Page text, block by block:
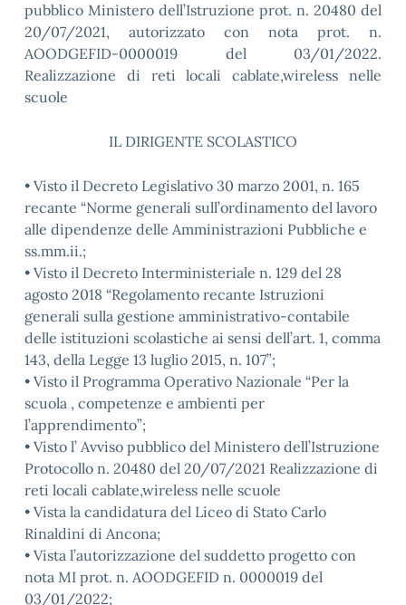
pubblico Ministero dell’Istruzione prot. n. 20480 del
20/07/2021, autorizzato con nota prot. n.
AOODGEFID-0000019 del 03/01/2022.
Realizzazione di reti locali cablate,wireless nelle
scuole
IL DIRIGENTE SCOLASTICO
• Visto il Decreto Legislativo 30 marzo 2001, n. 165
recante “Norme generali sull’ordinamento del lavoro
alle dipendenze delle Amministrazioni Pubbliche e
ss.mm.ii.;
• Visto il Decreto Interministeriale n. 129 del 28
agosto 2018 “Regolamento recante Istruzioni
generali sulla gestione amministrativo-contabile
delle istituzioni scolastiche ai sensi dell’art. 1, comma
143, della Legge 13 luglio 2015, n. 107”;
• Visto il Programma Operativo Nazionale “Per la
scuola , competenze e ambienti per
l’apprendimento”;
• Visto l’ Avviso pubblico del Ministero dell’Istruzione
Protocollo n. 20480 del 20/07/2021 Realizzazione di
reti locali cablate,wireless nelle scuole
• Vista la candidatura del Liceo di Stato Carlo
Rinaldini di Ancona;
• Vista l’autorizzazione del suddetto progetto con
nota MI prot. n. AOODGEFID n. 0000019 del
03/01/2022;